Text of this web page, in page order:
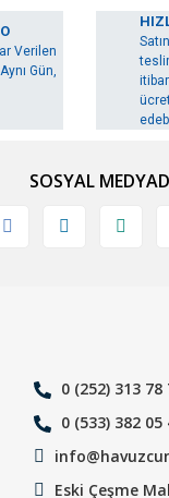
Verilen
Gün,
SOSYAL
0 (252) 313 78
0 (533) 382 05
Eski Çeşme